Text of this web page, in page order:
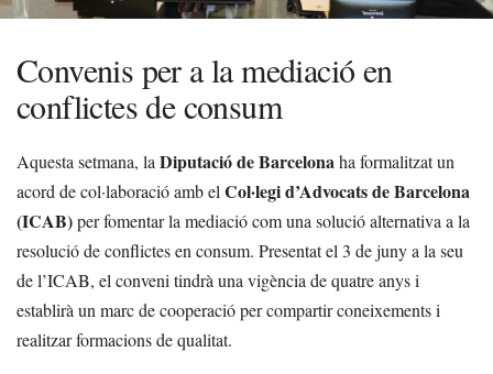
Convenis per a la mediació en
conflictes de consum
Aquesta setmana, la Diputació de Barcelonaha formalitzat un
acord de col·laboració amb el Col·legi d’Advocats de Barcelona
(ICAB)per fomentar la mediació com una solució alternativa a la
resolució de conflictes en consum. Presentat el 3 de juny a la seu
de l’ICAB, el conveni tindrà una vigència de quatre anys i
establirà un marc de cooperació per compartir coneixements i
realitzar formacions de qualitat.